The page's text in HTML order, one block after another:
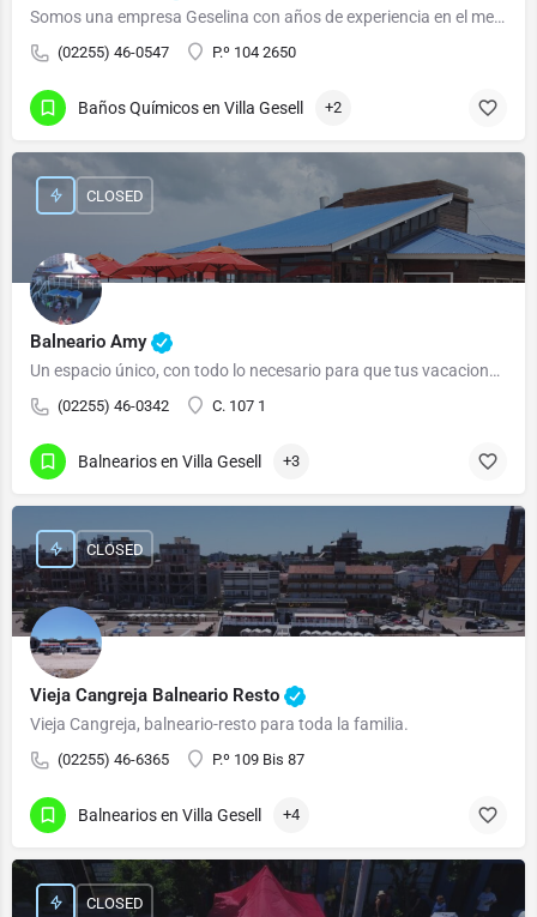
Somos una empresa Geselina con años de experiencia en el mercado.
(02255) 46-0547 P.º 104 2650
Baños Químicos en Villa Gesell +2
Balneario Amy
Un espacio único, con todo lo necesario para que tus vacaciones, sean ¡VACACIONES!
(02255) 46-0342 C. 107 1
CLOSED
Balnearios en Villa Gesell +3
Vieja Cangreja Balneario Resto
Vieja Cangreja, balneario-resto para toda la familia.
(02255) 46-6365 P.º 109 Bis 87
CLOSED
Balnearios en Villa Gesell +4
CLOSED